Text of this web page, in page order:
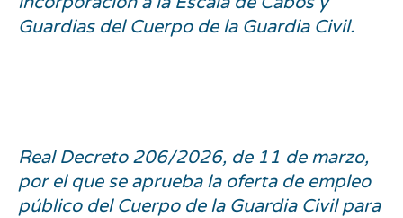
Guardias del Cuerpo de la Guardia Civil.
Real Decreto 206/2026, de 11 de marzo,
por el que se aprueba la oferta de empleo
público del Cuerpo de la Guardia Civil para